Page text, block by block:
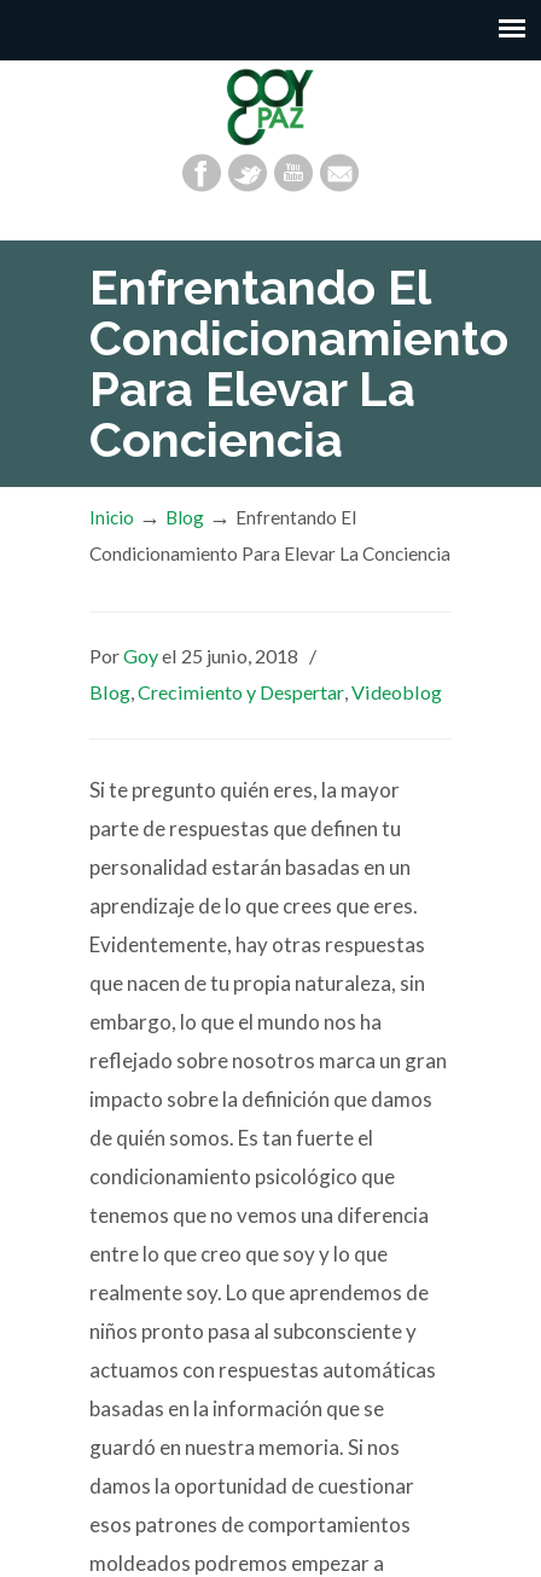
Enfrentando El
Condicionamiento
Para Elevar La
Conciencia
Inicio → Blog → Enfrentando El
Condicionamiento Para Elevar La Conciencia
PorGoyel 25 junio, 2018 /
Blog,Crecimiento y Despertar,Videoblog
Si te pregunto quién eres, la mayor
parte de respuestas que definen tu
personalidad estarán basadas en un
aprendizaje de lo que crees que eres.
Evidentemente, hay otras respuestas
que nacen de tu propia naturaleza, sin
embargo, lo que el mundo nos ha
reflejado sobre nosotros marca un gran
impacto sobre la definición que damos
de quién somos. Es tan fuerte el
condicionamiento psicológico que
tenemos que no vemos una diferencia
entre lo que creo que soy y lo que
realmente soy. Lo que aprendemos de
niños pronto pasa al subconsciente y
actuamos con respuestas automáticas
basadas en la información que se
guardó en nuestra memoria. Si nos
damos la oportunidad de cuestionar
esos patrones de comportamientos
moldeados podremos empezar a